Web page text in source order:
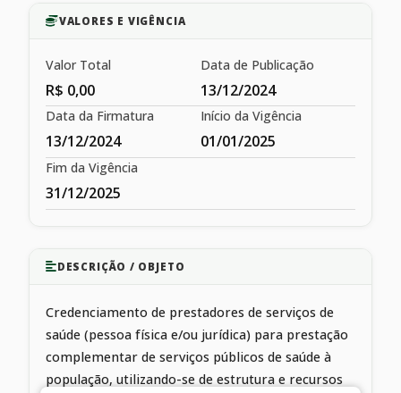
VALORES E VIGÊNCIA
Valor Total
R$ 0,00
Data de Publicação
13/12/2024
Data da Firmatura
13/12/2024
Início da Vigência
01/01/2025
Fim da Vigência
31/12/2025
DESCRIÇÃO / OBJETO
Credenciamento de prestadores de serviços de
saúde (pessoa física e/ou jurídica) para prestação
complementar de serviços públicos de saúde à
população, utilizando-se de estrutura e recursos